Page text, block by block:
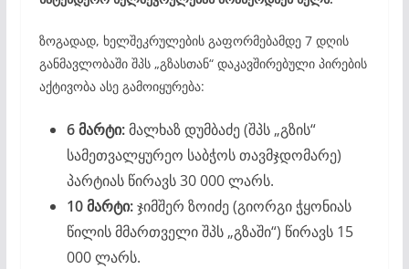
ზოგადად, ხელშეკრულების გაფორმებამდე 7 დღის
განმავლობაში შპს „გზასთან“ დაკავშირებული პირების
აქტივობა ასე გამოიყურება:
6 მარტი:მალხაზ დუმბაძე (შპს „გზის“
სამეთვალყურეო საბჭოს თავმჯდომარე)
პარტიას წირავს 30 000 ლარს.
10 მარტი:ჯიმშერ ზოიძე (გიორგი ჭყონიას
წილის მმართველი შპს „გზაში“) წირავს 15
000 ლარს.